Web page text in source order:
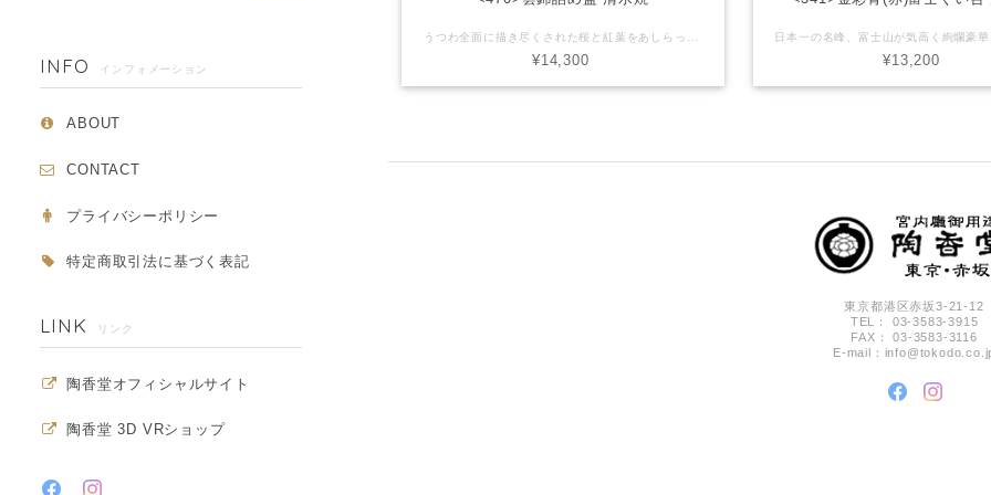
INFO インフォメーション
ABOUT
CONTACT
プライバシーポリシー
特定商取引法に基づく表記
LINK リンク
陶香堂オフィシャルサイト
陶香堂 3D VRショップ
¥14,300 ¥13,200
東京都港区赤坂3-21-12
TEL： 03-3583-3915
FAX： 03-3583-3116
E-mail：